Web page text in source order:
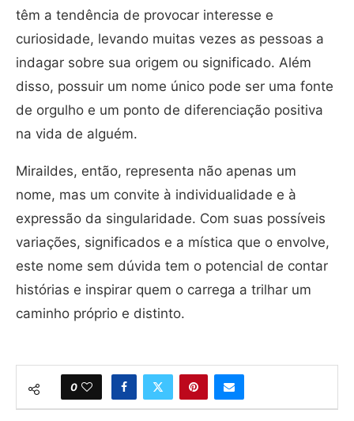
têm a tendência de provocar interesse e
curiosidade, levando muitas vezes as pessoas a
indagar sobre sua origem ou significado. Além
disso, possuir um nome único pode ser uma fonte
de orgulho e um ponto de diferenciação positiva
na vida de alguém.
Miraildes, então, representa não apenas um
nome, mas um convite à individualidade e à
expressão da singularidade. Com suas possíveis
variações, significados e a mística que o envolve,
este nome sem dúvida tem o potencial de contar
histórias e inspirar quem o carrega a trilhar um
caminho próprio e distinto.
0